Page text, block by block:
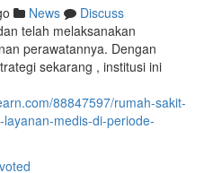
News
Discuss
telah melaksanakan
perawatannya. Dengan
sekarang , institusi ini
88847597/rumah-sakit-
medis-di-periode-